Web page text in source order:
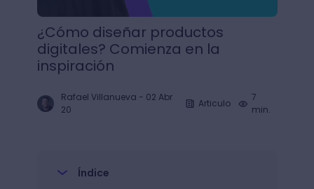
¿Cómo diseñar productos
digitales? Comienza en la
inspiración
Rafael Villanueva - 02 Abr
20
Articulo
7
min.
Índice